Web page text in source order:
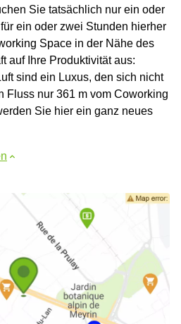
Sie tatsächlich nur ein oder
ein oder zwei Stunden hierher
Space in der Nähe des
auf Ihre Produktivität aus:
sind ein Luxus, den sich nicht
Fluss nur 361 m vom Coworking
Sie hier ein ganz neues